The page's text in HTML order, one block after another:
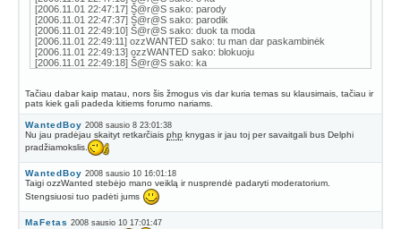
[2006.11.01 22:47:17] Š@r@S sako: parody
[2006.11.01 22:47:37] Š@r@S sako: parodik
[2006.11.01 22:49:10] Š@r@S sako: duok ta moda
[2006.11.01 22:49:11] ozzWANTED sako: tu man dar paskambinėk
[2006.11.01 22:49:13] ozzWANTED sako: blokuoju
[2006.11.01 22:49:18] Š@r@S sako: ka
Tačiau dabar kaip matau, nors šis žmogus vis dar kuria temas su klausimais, tačiau ir
pats kiek gali padeda kitiems forumo nariams.
WantedBoy 2008 sausio 8 23:01:38
Nu jau pradėjau skaityt retkarčiais php knygas ir jau toj per savaitgali bus Delphi
pradžiamokslis.
WantedBoy 2008 sausio 10 16:01:18
Taigi ozzWanted stebėjo mano veiklą ir nusprendė padaryti moderatorium.
Stengsiuosi tuo padėti jums
MaFetas 2008 sausio 10 17:01:47